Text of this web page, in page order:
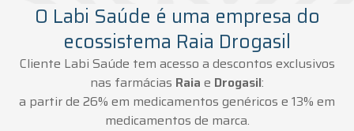
O Labi Saúde é uma empresa do
ecossistema Raia Drogasil
Cliente Labi Saúde tem acesso a descontos exclusivos
nas farmácias Raia e Drogasil:
a partir de 26% em medicamentos genéricos e 13% em
medicamentos de marca.